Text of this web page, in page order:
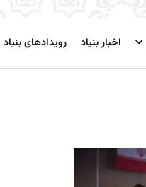
اخبار بنیاد رویدادهای بنیاد